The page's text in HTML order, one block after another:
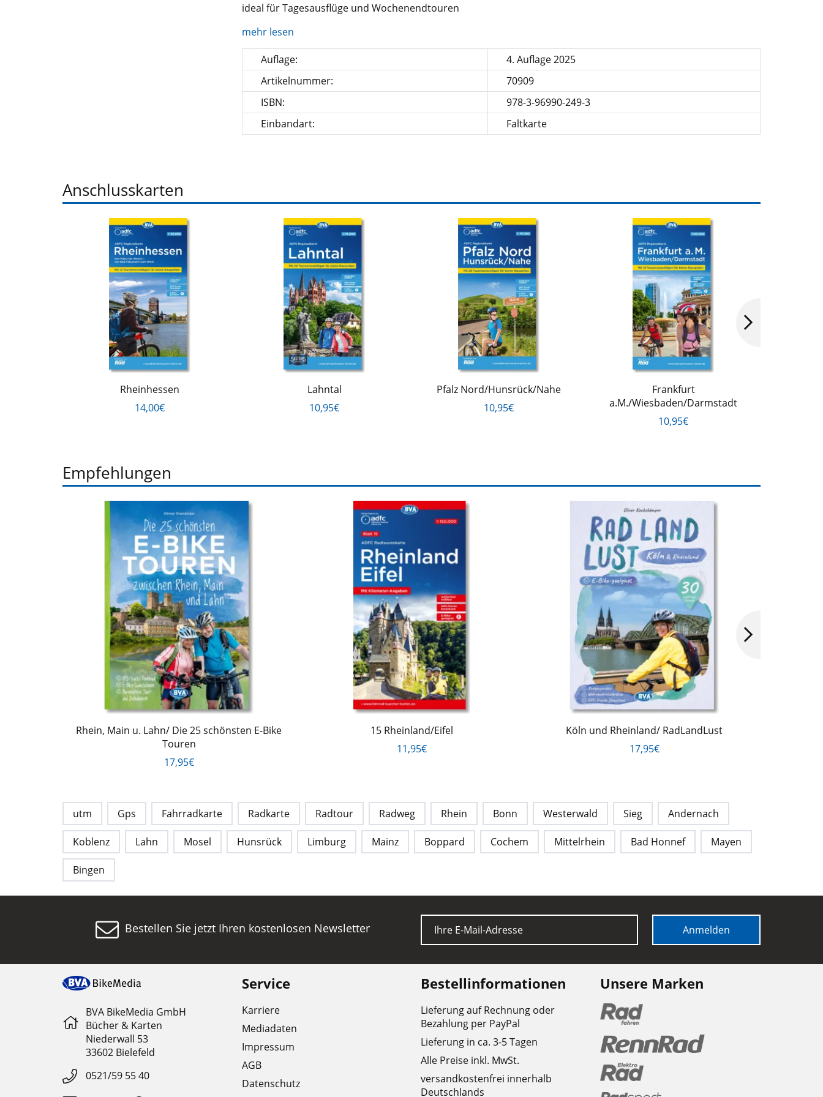
ideal für Tagesausflüge und Wochenendtouren
mehr lesen
Auflage:
4. Auflage 2025
Artikelnummer:
70909
ISBN:
978-3-96990-249-3
Einbandart:
Faltkarte
Anschlusskarten
Rheinhessen
14,00€
Lahntal
10,95€
Pfalz Nord/Hunsrück/Nahe
10,95€
Frankfurt
a.M./Wiesbaden/Darmstadt
10,95€
Empfehlungen
Rhein, Main u. Lahn/ Die 25 schönsten E-Bike
Touren
17,95€
15 Rheinland/Eifel
11,95€
Köln und Rheinland/ RadLandLust
17,95€
utm Gps Fahrradkarte Radkarte Radtour Radweg Rhein Bonn Westerwald Sieg Andernach
Koblenz Lahn Mosel Hunsrück Limburg Mainz Boppard Cochem Mittelrhein Bad Honnef Mayen
Bingen
Bestellen Sie jetzt Ihren kostenlosen Newsletter E-Mail Anmelden
BVA BikeMedia GmbH
Bücher & Karten
Niederwall 53
33602 Bielefeld
0521/59 55 40
Service
Karriere
Mediadaten
Impressum
AGB
Datenschutz
Bestellinformationen
Lieferung auf Rechnung oder
Bezahlung per PayPal
Lieferung in ca. 3-5 Tagen
Alle Preise inkl. MwSt.
versandkostenfrei innerhalb
Deutschlands
Unsere Marken